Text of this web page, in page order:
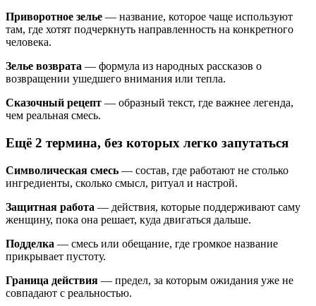
Приворотное зелье — название, которое чаще используют
там, где хотят подчеркнуть направленность на конкретного
человека.
Зелье возврата — формула из народных рассказов о
возвращении ушедшего внимания или тепла.
Сказочный рецепт — образный текст, где важнее легенда,
чем реальная смесь.
Ещё 2 термина, без которых легко запутаться
Символическая смесь — состав, где работают не столько
ингредиенты, сколько смысл, ритуал и настрой.
Защитная работа — действия, которые поддерживают саму
женщину, пока она решает, куда двигаться дальше.
Подделка — смесь или обещание, где громкое название
прикрывает пустоту.
Граница действия — предел, за которым ожидания уже не
совпадают с реальностью.